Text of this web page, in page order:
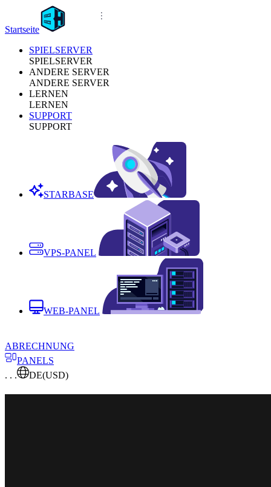
Startseite
SPIELSERVER
SPIELSERVER
ANDERE SERVER
ANDERE SERVER
LERNEN
LERNEN
SUPPORT
SUPPORT
STARBASE
VPS-PANEL
WEB-PANEL
ABRECHNUNG
PANELS
. . .
DE(USD)